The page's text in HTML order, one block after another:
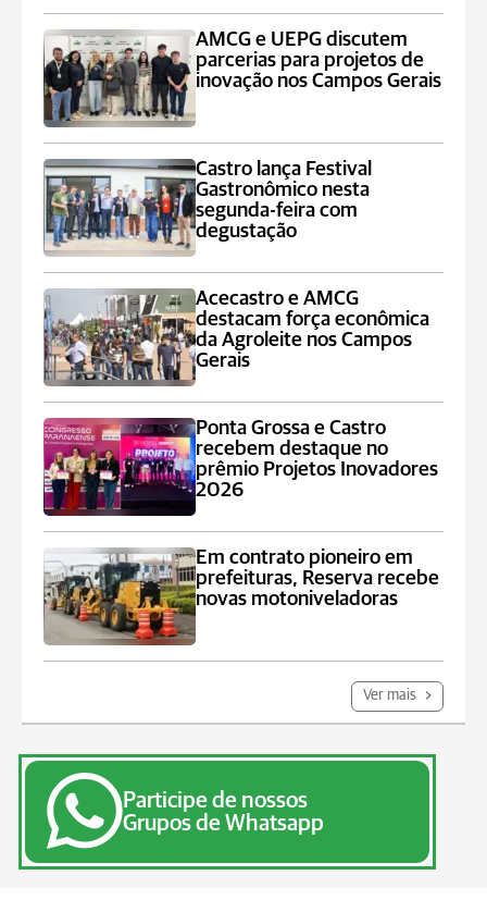
AMCG e UEPG discutem
parcerias para projetos de
inovação nos Campos Gerais
Castro lança Festival
Gastronômico nesta
segunda-feira com
degustação
Acecastro e AMCG
destacam força econômica
da Agroleite nos Campos
Gerais
Ponta Grossa e Castro
recebem destaque no
prêmio Projetos Inovadores
2026
Em contrato pioneiro em
prefeituras, Reserva recebe
novas motoniveladoras
Ver mais
Participe de nossos
Grupos de Whatsapp